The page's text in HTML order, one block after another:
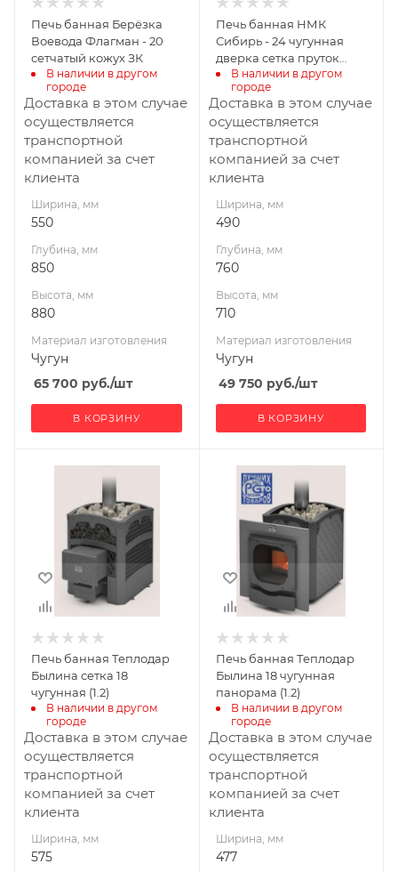
Чугун
Вид топлива
Дрова
Диаметр дымохода,
мм
115
Длина дров, мм
500
200
880x550x850
12
Печь банная Берёзка
Воевода Флагман - 20
сетчатый кожух ЗК
В наличии в другом
городе
Доставка в этом случае
осуществляется
транспортной
компанией за счет
клиента
Ширина, мм
550
Глубина, мм
850
Высота, мм
880
Материал изготовления
Чугун
65 700 руб./шт
В КОРЗИНУ
Чугун
Вид топлива
Дрова
Диаметр дымохода,
мм
115
Длина дров, мм
450
180
12
Печь банная НМК
Сибирь - 24 чугунная
дверка сетка пруток
панорама
В наличии в другом
городе
Доставка в этом случае
осуществляется
транспортной
компанией за счет
клиента
Ширина, мм
490
Глубина, мм
760
Высота, мм
710
Материал изготовления
Чугун
49 750 руб./шт
В КОРЗИНУ
Глубина, мм
Высота, мм
665
Материал
Чугун
Вид топлива
Дрова
Диаметр дымохода,
мм
115
Длина дров, мм
430
110
Печь банная Теплодар
Былина сетка 18
чугунная (1.2)
В наличии в другом
городе
Доставка в этом случае
осуществляется
транспортной
компанией за счет
клиента
Ширина, мм
575
Ширина, мм
Глубина, мм
Высота, мм
663
Материал
Чугун
Вид топлива
Дрова
Диаметр дымохода,
мм
115
Длина дров, мм
430
60
Печь банная Теплодар
Былина 18 чугунная
панорама (1.2)
В наличии в другом
городе
Доставка в этом случае
осуществляется
транспортной
компанией за счет
клиента
Ширина, мм
477